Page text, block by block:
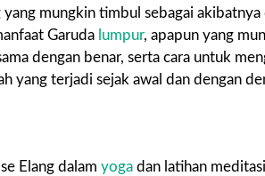
mungkin timbul sebagai
Garuda lumpur, apapun yang
dengan benar, serta cara untuk
yang terjadi sejak awal dan dengan
Elang dalam yoga dan latihan